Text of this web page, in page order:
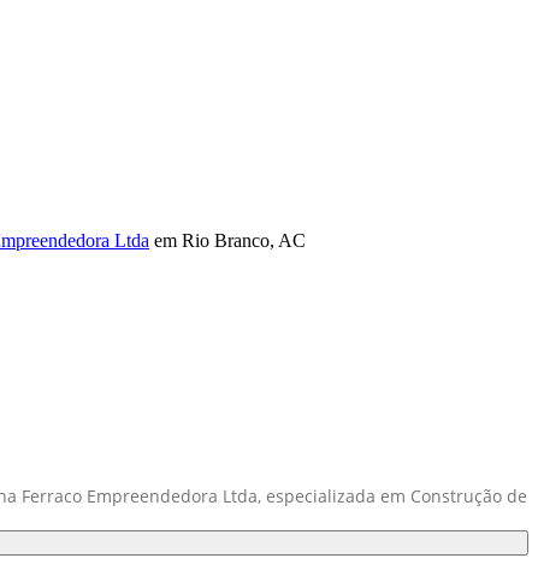
Ltda em Rio Branco, AC
Ferraco Empreendedora Ltda, especializada em Construção de